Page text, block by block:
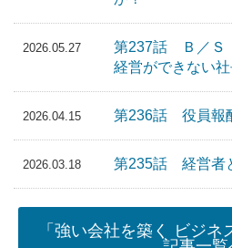
2026.05.27
第237話 Ｂ／Ｓ
経営ができない社
2026.04.15 第236話 役員報
2026.03.18 第235話 経営者
「強い会社を築く ビジ